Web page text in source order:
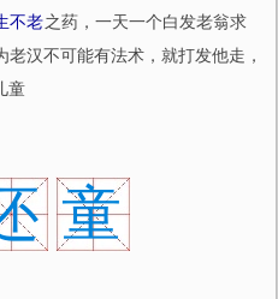
不老之药，一天一个白发老翁求
老汉不可能有法术，就打发他走，
童
童